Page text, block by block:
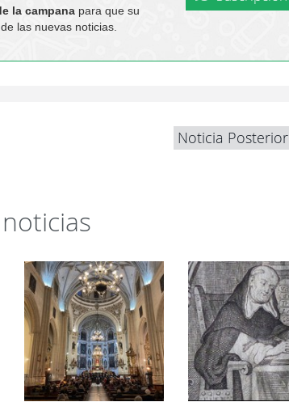
la campanapara que su
las nuevas noticias.
Noticia Posterior